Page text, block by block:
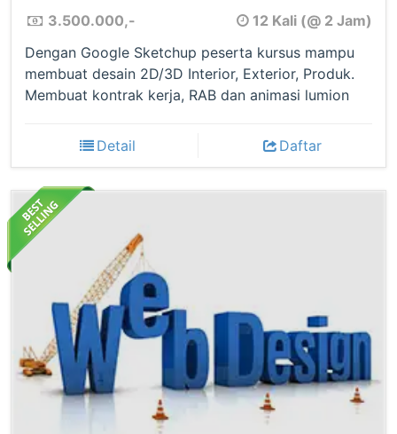
3.500.000,-
12 Kali (@ 2 Jam)
Dengan Google Sketchup peserta kursus mampu
membuat desain 2D/3D Interior, Exterior, Produk.
Membuat kontrak kerja, RAB dan animasi lumion
Detail Daftar